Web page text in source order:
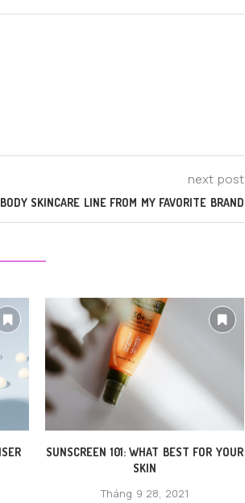
next post
SKINCARE LINE FROM MY FAVORITE BRAND
SUNSCREEN 101: WHAT BEST FOR YOUR
SKIN
Tháng 9 28, 2021